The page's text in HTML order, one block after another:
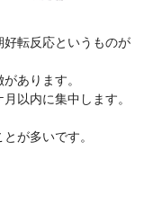
転反応というものが
あります。
以内に集中します。
が多いです。